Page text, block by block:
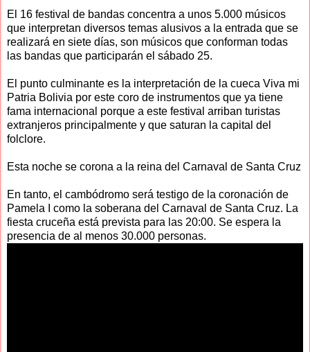
El 16 festival de bandas concentra a unos 5.000 músicos
que interpretan diversos temas alusivos a la entrada que se
realizará en siete días, son músicos que conforman todas
las bandas que participarán el sábado 25.
El punto culminante es la interpretación de la cueca Viva mi
Patria Bolivia por este coro de instrumentos que ya tiene
fama internacional porque a este festival arriban turistas
extranjeros principalmente y que saturan la capital del
folclore.
Esta noche se corona a la reina del Carnaval de Santa Cruz
En tanto, el cambódromo será testigo de la coronación de
Pamela I como la soberana del Carnaval de Santa Cruz. La
fiesta cruceña está prevista para las 20:00. Se espera la
presencia de al menos 30.000 personas.